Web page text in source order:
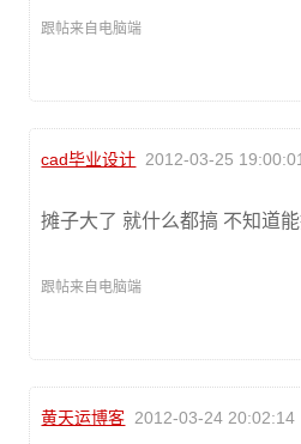
跟帖来自电脑端
cad毕业设计 2012-03-25 19:00:01
摊子大了 就什么都搞 不知道
跟帖来自电脑端
黄天运博客 2012-03-24 20:02:14